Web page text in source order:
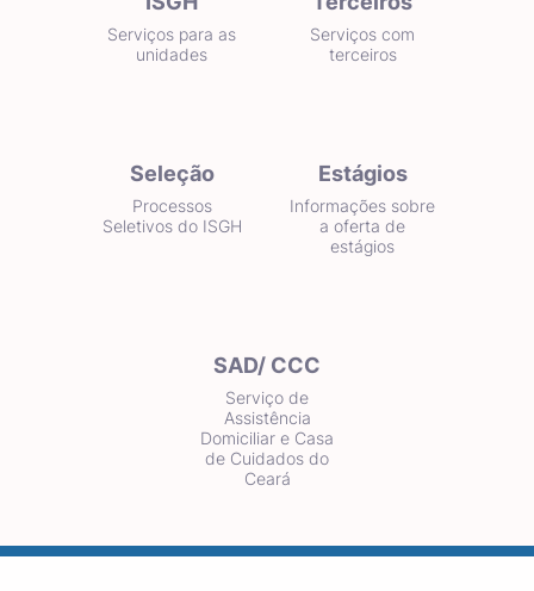
Serviços para as
unidades
Serviços com
terceiros
Seleção
Processos
Seletivos do ISGH
Estágios
Informações sobre
a oferta de
estágios
SAD/ CCC
Serviço de
Assistência
Domiciliar e Casa
de Cuidados do
Ceará